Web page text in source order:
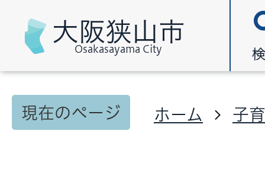
大阪狭山市
Osakasayama City
現在のページ ホーム 子